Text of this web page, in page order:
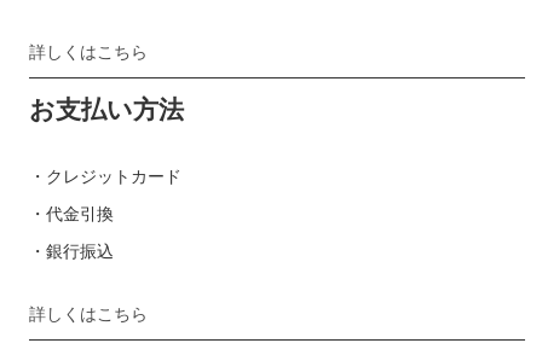
詳しくはこちら
お支払い方法
・クレジットカード
・代金引換
・銀行振込
詳しくはこちら